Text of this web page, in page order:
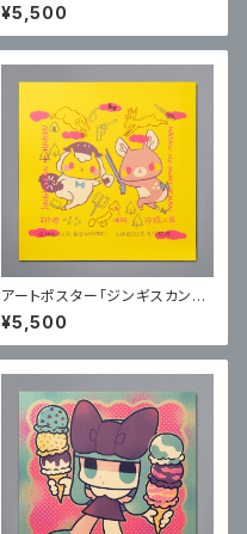
ond color」【サイン入り】
¥5,500
アートポスター「ジンギスカンの
ジンくんとまたぎのもみじちゃん
in台湾」【サイン入り】
¥5,500